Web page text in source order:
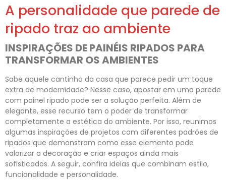
A personalidade que parede de
ripado traz ao ambiente
INSPIRAÇÕES DE PAINÉIS RIPADOS PARA
TRANSFORMAR OS AMBIENTES
Sabe aquele cantinho da casa que parece pedir um toque
extra de modernidade? Nesse caso, apostar em uma parede
com painel ripado pode ser a solução perfeita. Além de
elegante, esse recurso tem o poder de transformar
completamente a estética do ambiente. Por isso, reunimos
algumas inspirações de projetos com diferentes padrões de
ripados que demonstram como esse elemento pode
valorizar a decoração e criar espaços ainda mais
sofisticados. A seguir, confira ideias que combinam estilo,
funcionalidade e personalidade.